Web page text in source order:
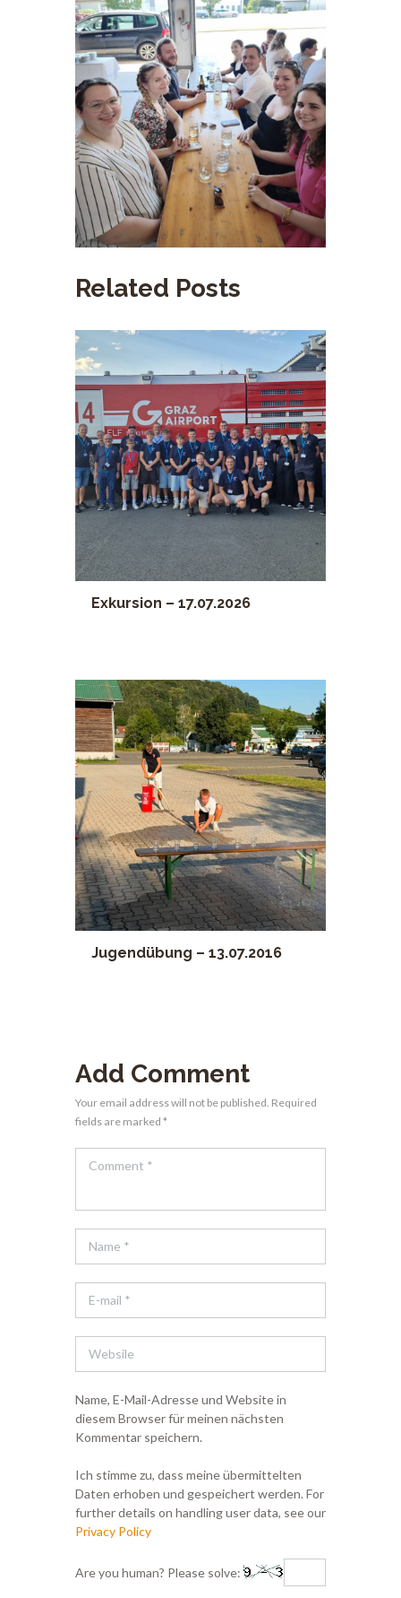
Related Posts
Exkursion – 17.07.2026
Jugendübung – 13.07.2016
Add Comment
Your email address will not be published. Required
fields are marked *
Name, E-Mail-Adresse und Website in
diesem Browser für meinen nächsten
Kommentar speichern.
Ich stimme zu, dass meine übermittelten
Daten erhoben und gespeichert werden. For
further details on handling user data, see our
Privacy Policy
Are you human? Please solve: